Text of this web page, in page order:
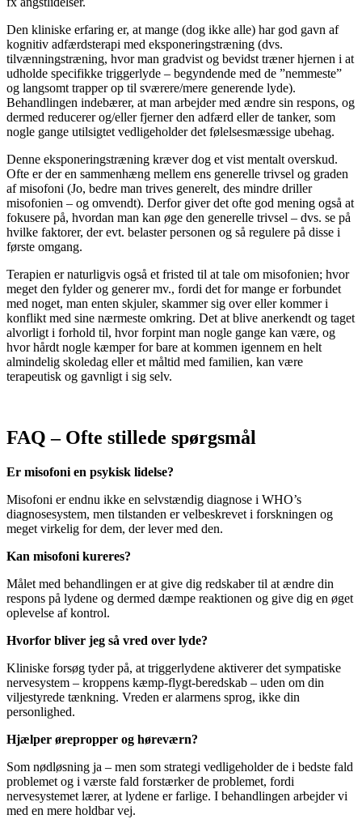
Den kliniske erfaring er, at mange (dog ikke alle) har god gavn af
kognitiv adfærdsterapi med eksponeringstræning (dvs.
tilvænningstræning, hvor man gradvist og bevidst træner hjernen i at
udholde specifikke triggerlyde – begyndende med de ”nemmeste”
og langsomt trapper op til sværere/mere generende lyde).
Behandlingen indebærer, at man arbejder med ændre sin respons, og
dermed reducerer og/eller fjerner den adfærd eller de tanker, som
nogle gange utilsigtet vedligeholder det følelsesmæssige ubehag.
Denne eksponeringstræning kræver dog et vist mentalt overskud.
Ofte er der en sammenhæng mellem ens generelle trivsel og graden
af misofoni (Jo, bedre man trives generelt, des mindre driller
misofonien – og omvendt). Derfor giver det ofte god mening også at
fokusere på, hvordan man kan øge den generelle trivsel – dvs. se på
hvilke faktorer, der evt. belaster personen og så regulere på disse i
første omgang.
Terapien er naturligvis også et fristed til at tale om misofonien; hvor
meget den fylder og generer mv., fordi det for mange er forbundet
med noget, man enten skjuler, skammer sig over eller kommer i
konflikt med sine nærmeste omkring. Det at blive anerkendt og taget
alvorligt i forhold til, hvor forpint man nogle gange kan være, og
hvor hårdt nogle kæmper for bare at kommen igennem en helt
almindelig skoledag eller et måltid med familien, kan være
terapeutisk og gavnligt i sig selv.
FAQ – Ofte stillede spørgsmål
Er misofoni en psykisk lidelse?
Misofoni er endnu ikke en selvstændig diagnose i WHO’s
diagnosesystem, men tilstanden er velbeskrevet i forskningen og
meget virkelig for dem, der lever med den.
Kan misofoni kureres?
Målet med behandlingen er at give dig redskaber til at ændre din
respons på lydene og dermed dæmpe reaktionen og give dig en øget
oplevelse af kontrol.
Hvorfor bliver jeg så vred over lyde?
Kliniske forsøg tyder på, at triggerlydene aktiverer det sympatiske
nervesystem – kroppens kæmp-flygt-beredskab – uden om din
viljestyrede tænkning. Vreden er alarmens sprog, ikke din
personlighed.
Hjælper ørepropper og høreværn?
Som nødløsning ja – men som strategi vedligeholder de i bedste fald
problemet og i værste fald forstærker de problemet, fordi
nervesystemet lærer, at lydene er farlige. I behandlingen arbejder vi
med en mere holdbar vej.